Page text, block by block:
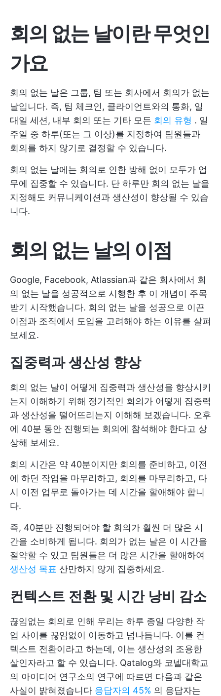
회의 없는 날이란 무엇인
가요
회의 없는 날은 그룹, 팀 또는 회사에서 회의가 없는
날입니다. 즉, 팀 체크인, 클라이언트와의 통화, 일
대일 세션, 내부 회의 또는 기타 모든 회의 유형 . 일
주일 중 하루(또는 그 이상)를 지정하여 팀원들과
회의를 하지 않기로 결정할 수 있습니다.
회의 없는 날에는 회의로 인한 방해 없이 모두가 업
무에 집중할 수 있습니다. 단 하루만 회의 없는 날을
지정해도 커뮤니케이션과 생산성이 향상될 수 있습
니다.
회의 없는 날의 이점
Google, Facebook, Atlassian과 같은 회사에서 회
의 없는 날을 성공적으로 시행한 후 이 개념이 주목
받기 시작했습니다. 회의 없는 날을 성공으로 이끈
이점과 조직에서 도입을 고려해야 하는 이유를 살펴
보세요.
집중력과 생산성 향상
회의 없는 날이 어떻게 집중력과 생산성을 향상시키
는지 이해하기 위해 정기적인 회의가 어떻게 집중력
과 생산성을 떨어뜨리는지 이해해 보겠습니다. 오후
에 40분 동안 진행되는 회의에 참석해야 한다고 상
상해 보세요.
회의 시간은 약 40분이지만 회의를 준비하고, 이전
에 하던 작업을 마무리하고, 회의를 마무리하고, 다
시 이전 업무로 돌아가는 데 시간을 할애해야 합니
다.
즉, 40분만 진행되어야 할 회의가 훨씬 더 많은 시
간을 소비하게 됩니다. 회의가 없는 날은 이 시간을
절약할 수 있고 팀원들은 더 많은 시간을 할애하여
생산성 목표 산만하지 않게 집중하세요.
컨텍스트 전환 및 시간 낭비 감소
끊임없는 회의로 인해 우리는 하루 종일 다양한 작
업 사이를 끊임없이 이동하고 넘나듭니다. 이를 컨
텍스트 전환이라고 하는데, 이는 생산성의 조용한
살인자라고 할 수 있습니다. Qatalog와 코넬대학교
의 아이디어 연구소의 연구에 따르면 다음과 같은
사실이 밝혀졌습니다 응답자의 45% 의 응답자는